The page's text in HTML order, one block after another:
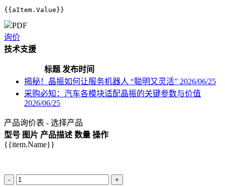
{{aItem.Value}}
PDF
询价
技术支援
标题 发布时间
揭秘！晶振如何让服务机器人 “聪明又灵活” 2026/06/25
采购必知：汽车各模块适配晶振的关键参数与价值
2026/06/25
产品询价表 - 选择产品
型号 图片 产品描述 数量 操作
{{item.Name}}
- +